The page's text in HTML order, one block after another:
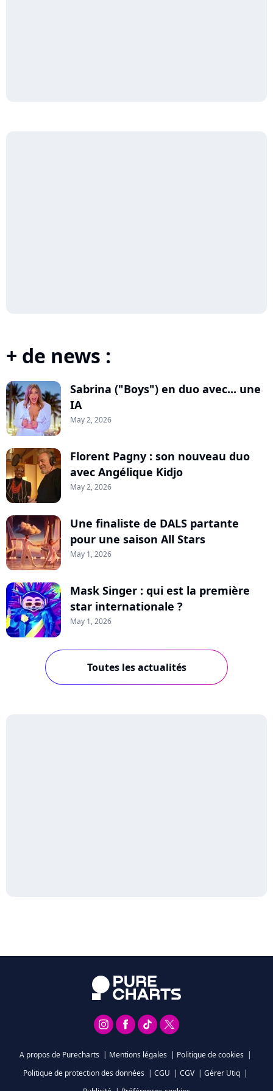
+ de news :
Sabrina ("Boys") en duo avec... une
IA
May 2, 2026
Florent Pagny : son nouveau duo
avec Angélique Kidjo
May 2, 2026
Une finaliste de DALS partante
pour une saison All Stars
May 1, 2026
Mask Singer : qui est la première
star internationale ?
May 1, 2026
Toutes les actualités
A propos de Purecharts | Mentions légales | Politique de cookies |
Politique de protection des données | CGU | CGV | Gérer Utiq |